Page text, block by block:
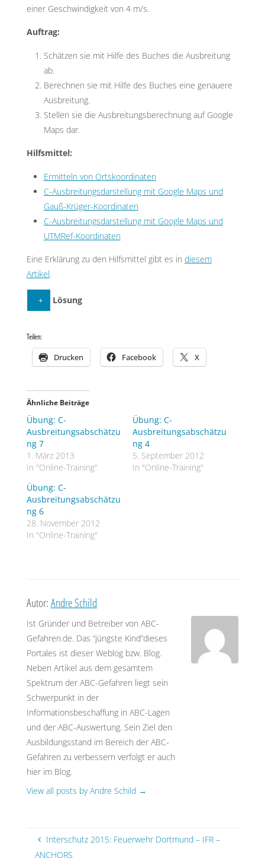
einer Geschwindigkeit von 4 m/s.
Auftrag:
Schätzen sie mit Hilfe des Buches die Ausbreitung
ab.
Berechnen sie mit Hilfe des Buches eine genauere
Ausbreitung.
Stellen sie die Ausbreitungsberechnung auf Google
Maps dar.
Hilfsmittel:
Ermitteln von Ortskoordinaten
C-Ausbreitungsdarstellung mit Google Maps und
Gauß-Krüger-Koordinaten
C-Ausbreitungsdarstellung mit Google Maps und
UTMRef-Koordinaten
Eine Erklärung zu den Hilfsmittel gibt es in diesem
Artikel.
Lösung
Peressigsäure
UN 3105
1. Abschätzen:
– keine Angaben –
2. Berechnen:
Ausbreitungsklasse D
Ablesen ohne Berechnung der Zwischenwerte (ohne
Mass Factor):
Ablesen ohne Berechnung der Zwischenwerte (mit Mass
Factor):
0,3 x 10.000 kg = 3.000 kg und 0,51 ppm (PAC-2 60min)
im Freien: 4.000 m
im Inneren von Häusern: 1.700 m
3. Darstellung auf Google Maps:
(mit Mass Factor)
(bitte die Erklärung indiesem Artikelbeachten)
Teilen:
Drucken Facebook X
Ähnliche Beiträge
Übung: C-
Ausbreitungsabschätzu
ng 7
1. März 2013
In "Online-Training"
Übung: C-
Ausbreitungsabschätzu
ng 4
5. September 2012
In "Online-Training"
Übung: C-
Ausbreitungsabschätzu
ng 6
28. November 2012
In "Online-Training"
Autor: Andre Schild
Ist Gründer und Betreiber von ABC-
Gefahren.de. Das “jüngste Kind”dieses
Portales ist dieser Weblog bzw. Blog.
Neben Artikel aus dem gesamtem
Spektrum der ABC-Gefahren liegt sein
Schwerpunkt in der
Informationsbeschaffung in ABC-Lagen
und der ABC-Auswertung. Sein Ziel den
Ausbildungsstand im Bereich der ABC-
Gefahren zu verbessern verfolgt er auch
hier im Blog.
View all posts by Andre Schild →
Interschutz 2015: Feuerwehr Dortmund – IFR –
ANCHORS